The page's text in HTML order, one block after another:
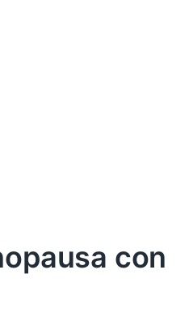
con